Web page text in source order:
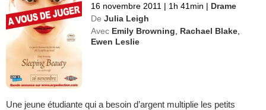
16 novembre 2011 | 1h 41min | Drame
De Julia Leigh
Avec Emily Browning Rachael Blake
Ewen Leslie
Une jeune étudiante qui a besoin d’argent multiplie les petits